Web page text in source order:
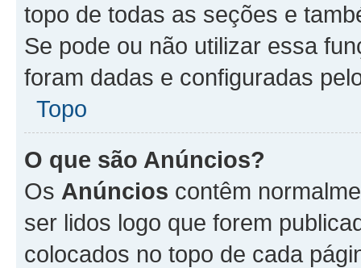
topo de todas as seções e
Se pode ou não utilizar essa
foram dadas e configuradas
Topo
O que são Anúncios?
Os Anúncios contêm
ser lidos logo que forem
colocados no topo de cada